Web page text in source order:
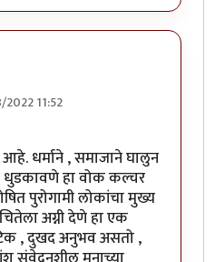
2022 11:52
धर्माने , समाजाने घालुन
हा वोक कल्चर
पुरोगामी लोकांचा मुख्य
अग्नी देणे हा एक
, दुखद अनुभव असतो ,